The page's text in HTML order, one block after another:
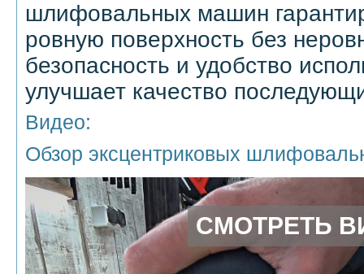
шлифовальных машин
ровную поверхность без
безопасность и удобство
улучшает качество
Видео:
Обзор эксцентриковых
СМОТРЕТЬ